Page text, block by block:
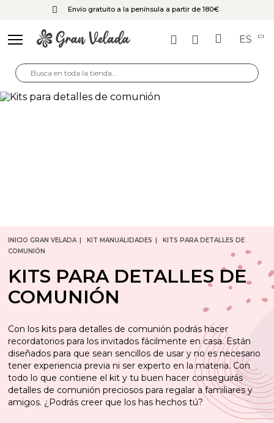
Envío gratuito a la península a partir de 180€
ES
INICIO GRAN VELADA KIT MANUALIDADES
KITS PARA DETALLES DE
COMUNIÓN
KITS PARA DETALLES DE
COMUNIÓN
Con los kits para detalles de comunión podrás hacer
recordatorios para los invitados fácilmente en casa. Están
diseñados para que sean sencillos de usar y no es necesario
tener experiencia previa ni ser experto en la materia. Con
todo lo que contiene el kit y tu buen hacer conseguirás
detalles de comunión preciosos para regalar a familiares y
amigos. ¿Podrás creer que los has hechos tú?